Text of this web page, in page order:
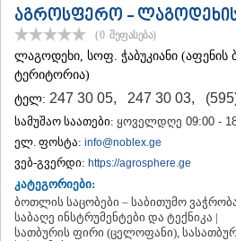
ᲩᲝᲮᲐᲢᲐᲣᲠᲘ
ᲣᲠᲔᲙᲘ
ᲘᲛᲔᲠᲔᲗᲘ
ᲑᲐᲦᲓᲐᲗᲘ
ᲕᲐᲜᲘ
ᲖᲔᲡᲢᲐᲤᲝᲜᲘ
ᲗᲔᲠᲯᲝᲚᲐ
ᲡᲐᲛᲢᲠᲔᲓᲘᲐ
ᲢᲧᲘᲑᲣᲚᲘ
ᲥᲣᲗᲐᲘᲡᲘ
ᲬᲧᲐᲚᲢᲣᲑᲝ
ᲭᲘᲐᲗᲣᲠᲐ
აგროსფერო - ლაგოდეხის
(0 შეფასება)
ᲚᲐᲒᲝᲓᲔᲮᲘ, სოფ. ჭაბუკიანი (აფენის
ტერიტორია)
ტელ: 247 30 05, 247 30 03,
სამუშაო საათები: ყოველდღე 09:00 -
ელ. ფოსტა: info@noblex.ge
ვებ-გვერდი: https://agrosphere.ge
კატეგორიები:
ბოთლის საცობები – საბითუმო ვაჭრობა
საბაღე ინსტრუმენტები და ტექნიკა |
სათბურის ფირი (ცელოფანი),